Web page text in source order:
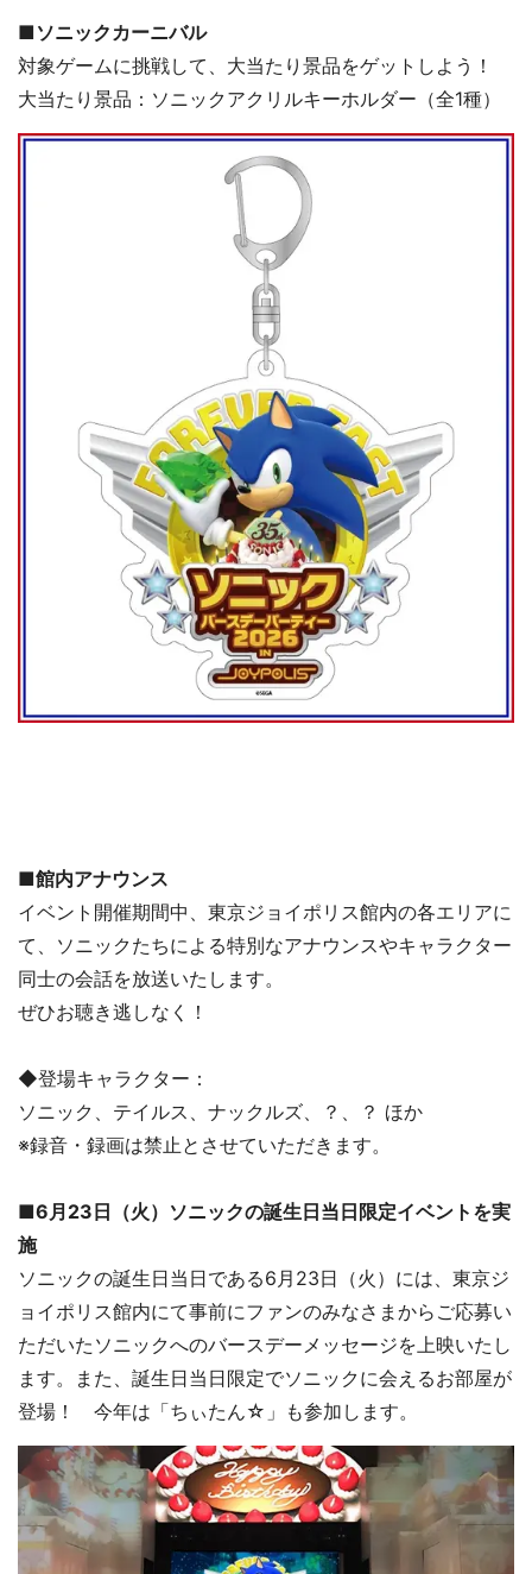
■ソニックカーニバル
対象ゲームに挑戦して、大当たり景品をゲットしよう！
大当たり景品：ソニックアクリルキーホルダー（全1種）
■館内アナウンス
イベント開催期間中、東京ジョイポリス館内の各エリアに
て、ソニックたちによる特別なアナウンスやキャラクター
同士の会話を放送いたします。
ぜひお聴き逃しなく！
◆登場キャラクター：
ソニック、テイルス、ナックルズ、？、？ ほか
※録音・録画は禁止とさせていただきます。
■6月23日（火）ソニックの誕生日当日限定イベントを実
施
ソニックの誕生日当日である6月23日（火）には、東京ジ
ョイポリス館内にて事前にファンのみなさまからご応募い
ただいたソニックへのバースデーメッセージを上映いたし
ます。また、誕生日当日限定でソニックに会えるお部屋が
登場！ 今年は「ちぃたん☆」も参加します。